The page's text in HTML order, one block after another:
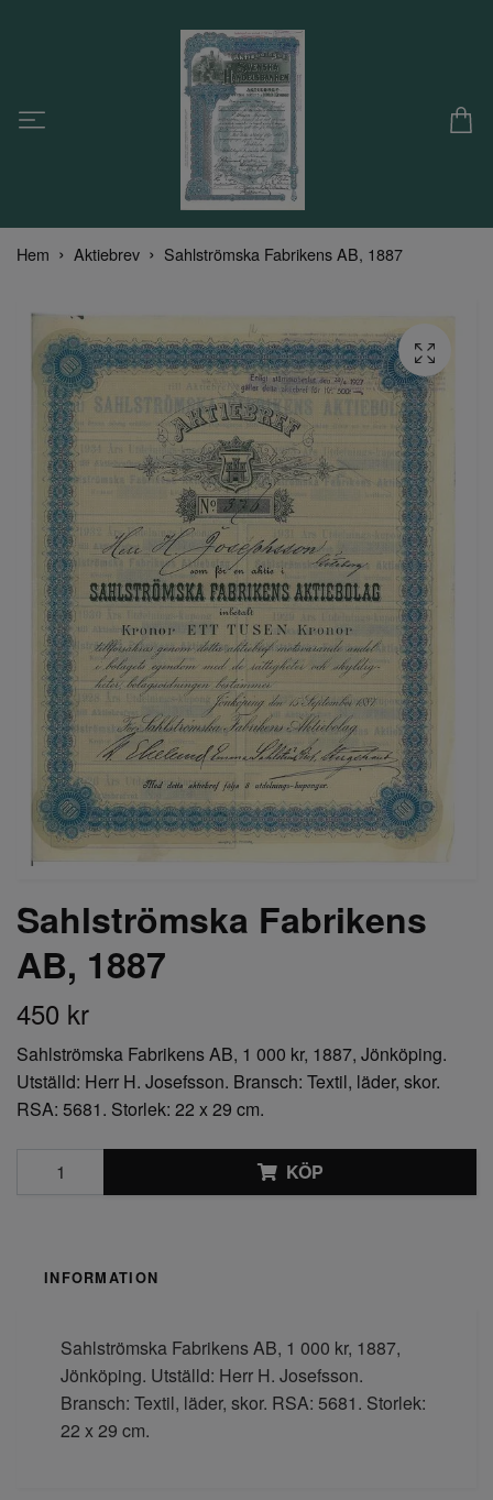
Hem Aktiebrev Sahlströmska Fabrikens AB, 1887
Sahlströmska Fabrikens
AB, 1887
450 kr
Sahlströmska Fabrikens AB, 1 000 kr, 1887, Jönköping.
Utställd: Herr H. Josefsson. Bransch: Textil, läder, skor.
RSA: 5681. Storlek: 22 x 29 cm.
KÖP
INFORMATION
Sahlströmska Fabrikens AB, 1 000 kr, 1887,
Jönköping. Utställd: Herr H. Josefsson.
Bransch: Textil, läder, skor. RSA: 5681. Storlek:
22 x 29 cm.